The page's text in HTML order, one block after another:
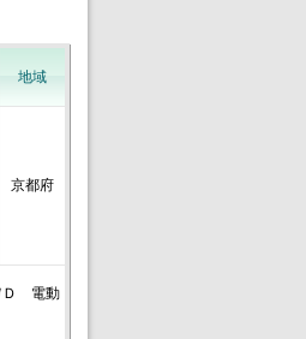
地域
京都府
Ｄ 電動